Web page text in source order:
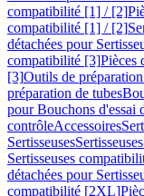
compatibilité [1] / [2]
compatibilité [1] / [2]
détachées pour
compatibilité [3]Pièces
[3]Outils de
préparation de tubes
pour Bouchons d'essai
contrôleAccessoires
Sertisseuses
Sertisseuses
détachées pour
compatibilité [2XL]